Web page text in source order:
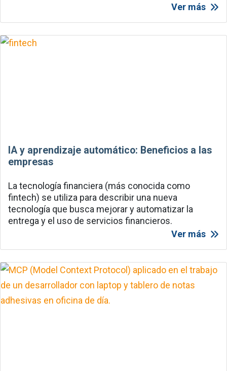
Ver más
IA y aprendizaje automático: Beneficios a las
empresas
La tecnología financiera (más conocida como
fintech) se utiliza para describir una nueva
tecnología que busca mejorar y automatizar la
entrega y el uso de servicios financieros.
Ver más